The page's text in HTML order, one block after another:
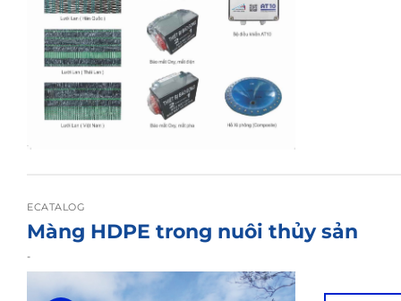
ECATALOG
Màng HDPE trong nuôi thủy sản
-